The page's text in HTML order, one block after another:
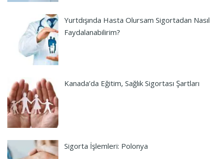
Yurtdışında Hasta Olursam Sigortadan Nasıl
Faydalanabilirim?
Kanada’da Eğitim, Sağlık Sigortası Şartları
Sigorta İşlemleri: Polonya